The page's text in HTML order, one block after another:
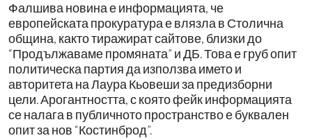
Фалшива новина е информацията, че
европейската прокуратура е влязла в Столична
община, както тиражират сайтове, близки до
“Продължаваме промяната” и ДБ. Това е груб опит
политическа партия да използва името и
авторитета на Лаура Кьовеши за предизборни
цели. Арогантността, с която фейк информацията
се налага в публичното пространство е буквален
опит за нов “Костинброд”.